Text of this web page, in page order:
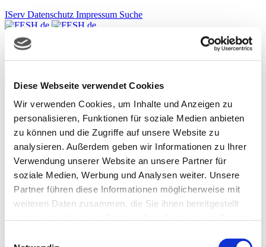
Diese Webseite verwendet Cookies
Wir verwenden Cookies, um Inhalte und Anzeigen zu
personalisieren, Funktionen für soziale Medien anbieten
zu können und die Zugriffe auf unsere Website zu
analysieren. Außerdem geben wir Informationen zu Ihrer
Verwendung unserer Website an unsere Partner für
soziale Medien, Werbung und Analysen weiter. Unsere
Partner führen diese Informationen möglicherweise mit
weiteren Daten zusammen, die Sie ihnen bereitgestellt
IServ Datenschutz Impressum Suche
IServ Datenschutz
Wer wir sind
Schulleitung
Kollegium
Trägerverein
Eltern
Leitbild
Grundordnung
Chronik
Aktuelles
Spenden
Filme & Videos